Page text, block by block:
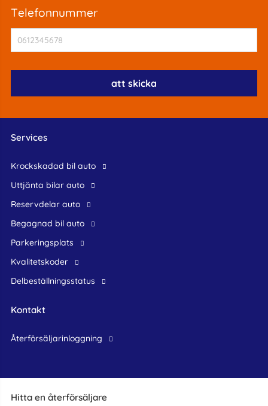
telefonnummer
Hitta en återförsäljare
Services
krockskadad bil auto
Uttjänta bilar auto
reservdelar auto
begagnad bil auto
Parkeringsplats
Kvalitetskoder
Delbeställningsstatus
Kontakt
återförsäljarinloggning